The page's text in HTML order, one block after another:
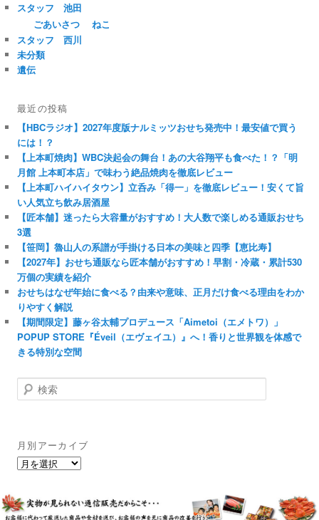
スタッフ 池田
ごあいさつ
ねこ
スタッフ 西川
未分類
遺伝
最近の投稿
【HBCラジオ】2027年度版ナルミッツおせち発売中！最安値で買う
には！？
【上本町焼肉】WBC決起会の舞台！あの大谷翔平も食べた！？「明
月館 上本町本店」で味わう絶品焼肉を徹底レビュー
【上本町ハイハイタウン】立呑み「得一」を徹底レビュー！安くて旨
い人気立ち飲み居酒屋
【匠本舗】迷ったら大容量がおすすめ！大人数で楽しめる通販おせち
3選
【笹岡】魯山人の系譜が手掛ける日本の美味と四季【恵比寿】
【2027年】おせち通販なら匠本舗がおすすめ！早割・冷蔵・累計530
万個の実績を紹介
おせちはなぜ年始に食べる？由来や意味、正月だけ食べる理由をわか
りやすく解説
【期間限定】藤ヶ谷太輔プロデュース「Aimetoi（エメトワ）」
POPUP STORE『Éveil（エヴェイユ）』へ！香りと世界観を体感で
きる特別な空間
検
索
月別アーカイブ
月
ー
カ